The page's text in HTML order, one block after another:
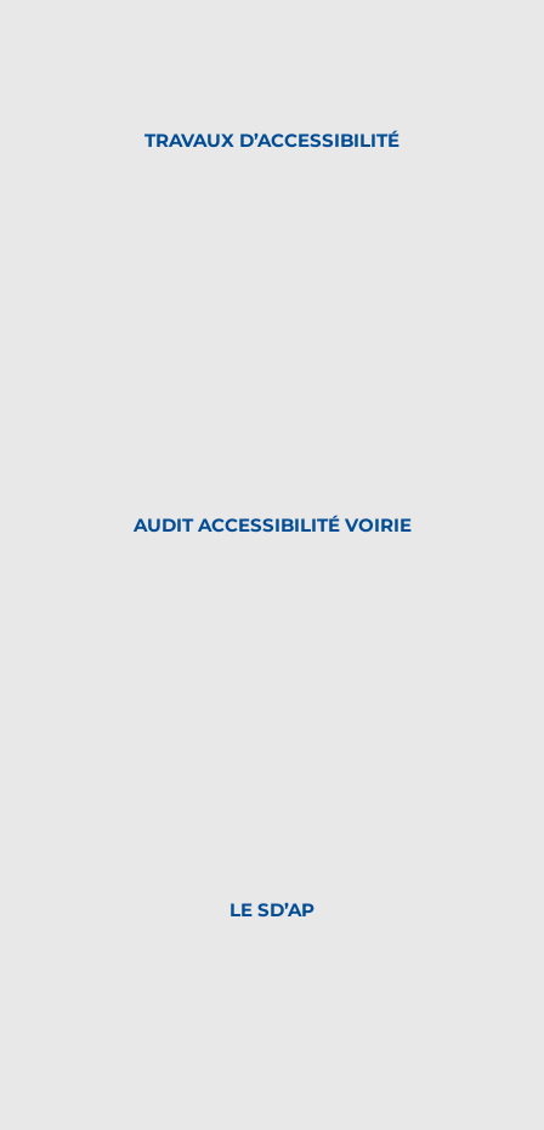
TRAVAUX D’ACCESSIBILITÉ
AUDIT ACCESSIBILITÉ VOIRIE
LE SD’AP